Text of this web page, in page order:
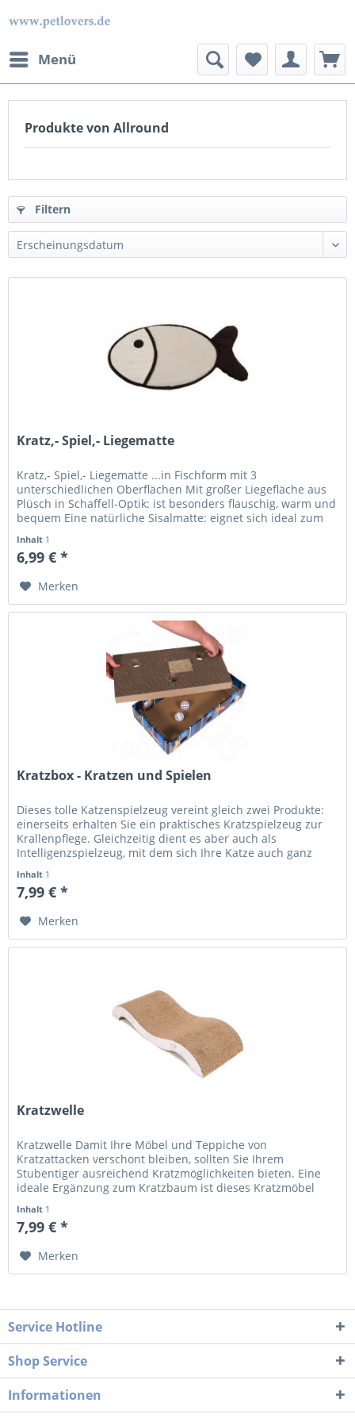
Menü
Produkte von Allround
Filtern
Kratz,- Spiel,- Liegematte
Kratz,- Spiel,- Liegematte ...in Fischform mit 3
unterschiedlichen Oberflächen Mit großer Liegefläche aus
Plüsch in Schaffell-Optik: ist besonders flauschig, warm und
bequem Eine natürliche Sisalmatte: eignet sich ideal zum
Inhalt 1
6,99 € *
Merken
Kratzbox - Kratzen und Spielen
Dieses tolle Katzenspielzeug vereint gleich zwei Produkte:
einerseits erhalten Sie ein praktisches Kratzspielzeug zur
Krallenpflege. Gleichzeitig dient es aber auch als
Intelligenzspielzeug, mit dem sich Ihre Katze auch ganz
Inhalt 1
7,99 € *
Merken
Kratzwelle
Kratzwelle Damit Ihre Möbel und Teppiche von
Kratzattacken verschont bleiben, sollten Sie Ihrem
Stubentiger ausreichend Kratzmöglichkeiten bieten. Eine
ideale Ergänzung zum Kratzbaum ist dieses Kratzmöbel
Inhalt 1
7,99 € *
Merken
Service Hotline
Shop Service
Informationen